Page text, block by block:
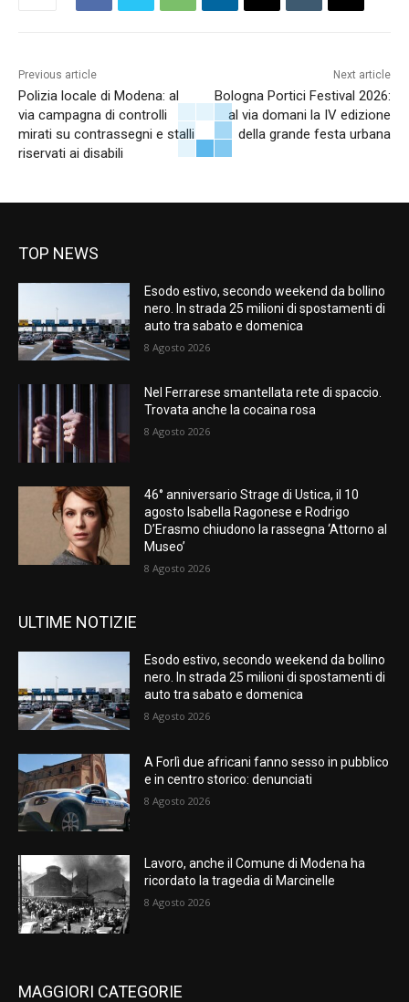
Previous article
Polizia locale di Modena: al
via campagna di controlli
mirati su contrassegni e stalli
riservati ai disabili
Next article
Bologna Portici Festival 2026:
al via domani la IV edizione
della grande festa urbana
TOP NEWS
Esodo estivo, secondo weekend da bollino
nero. In strada 25 milioni di spostamenti di
auto tra sabato e domenica
8 Agosto 2026
Nel Ferrarese smantellata rete di spaccio.
Trovata anche la cocaina rosa
8 Agosto 2026
46° anniversario Strage di Ustica, il 10
agosto Isabella Ragonese e Rodrigo
D’Erasmo chiudono la rassegna ‘Attorno al
Museo’
8 Agosto 2026
ULTIME NOTIZIE
Esodo estivo, secondo weekend da bollino
nero. In strada 25 milioni di spostamenti di
auto tra sabato e domenica
8 Agosto 2026
A Forlì due africani fanno sesso in pubblico
e in centro storico: denunciati
8 Agosto 2026
Lavoro, anche il Comune di Modena ha
ricordato la tragedia di Marcinelle
8 Agosto 2026
MAGGIORI CATEGORIE